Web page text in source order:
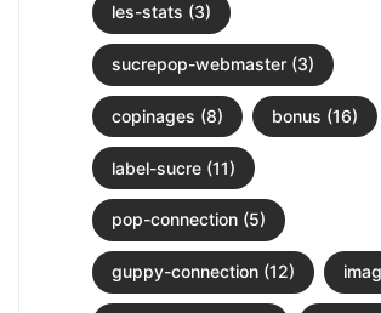
les-stats (3)
sucrepop-webmaster (3)
copinages (8) bonus (16)
label-sucre (11)
pop-connection (5)
guppy-connection (12)